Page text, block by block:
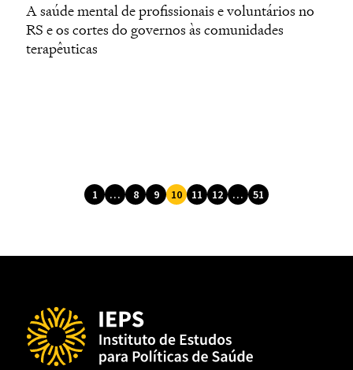
A saúde mental de profissionais e voluntários no
RS e os cortes do governos às comunidades
terapêuticas
1 … 8 9 10 11 12 … 51